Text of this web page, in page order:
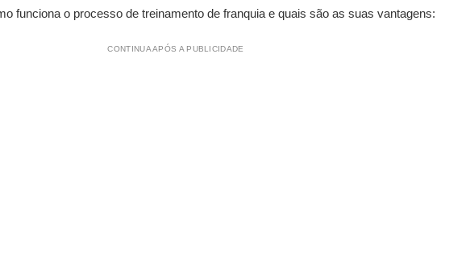
funciona o processo de treinamento de franquia e quais são as suas vantagens:
CONTINUA APÓS A PUBLICIDADE